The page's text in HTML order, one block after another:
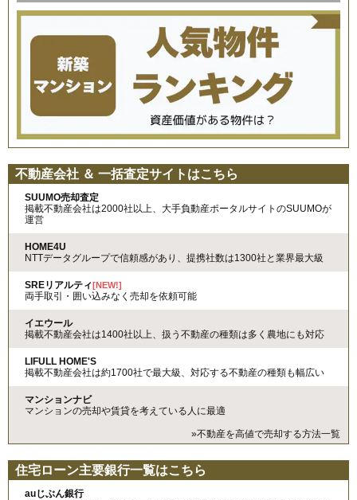
不動産会社 ＆ 一括査定サイトはこちら
SUUMO売却査定
掲載不動産会社は2000社以上、大手負動産ポータルサイトのSUUMOが
運営
HOME4U
NTTデータグループで信頼感があり、提携社数は1300社と業界最大級
SREリアルティ[NEW!]
両手取引・囲い込みなく売却を依頼可能
イエウール
掲載不動産会社は1400社以上、扱う不動産の種類は多く農地にも対応
LIFULL HOME'S
掲載不動産会社は約1700社で最大級、対応する不動産の種類も幅広い
マンションナビ
マンションの売却や賃貸を考えている人に最適
»不動産を高値で売却する方法一覧
住宅ローン主要銀行一覧はこちら
auじぶん銀行